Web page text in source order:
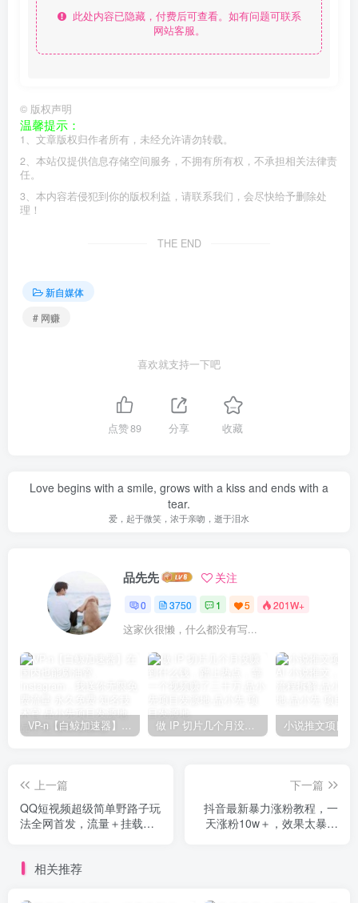
此处内容已隐藏，付费后可查看。如有问题可联系
网站客服。
© 版权声明
温馨提示：
1、文章版权归作者所有，未经允许请勿转载。
2、本站仅提供信息存储空间服务，不拥有所有权，不承担相关法律责
任。
3、本内容若侵犯到你的版权利益，请联系我们，会尽快给予删除处
理！
THE END
新自媒体
# 网赚
喜欢就支持一下吧
点赞89 分享 收藏
Love begins with a smile, grows with a kiss and ends with a
tear.
爱，起于微笑，浓于亲吻，逝于泪水
品先先 关注
0 3750 1 5 201W+
这家伙很懒，什么都没有写...
VP-n【白鲸加速器】在国内也能刷油管、Instagram，我送你无限免费流量 永久免费-知名技术官-品小先项目发源地 做 IP 切片几个月没赚到什么钱，蹭上热点，靠一个视频赚了二十万-品小先项目发源地
上一篇
QQ短视频超级简单野路子玩
法全网首发，流量＋挂载多
下一篇
抖音最新暴力涨粉教程，一
天涨粉10w＋，效果太暴力
相关推荐